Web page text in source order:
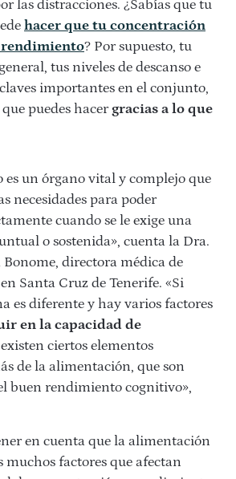
las distracciones. ¿Sabías que tu
hacer que tu concentración
rendimiento? Por supuesto, tu
tus niveles de descanso e
importantes en el conjunto,
puedes hacergracias a lo que
es un órgano vital y complejo que
necesidades para poder
cuando se le exige una
o sostenida», cuenta la Dra.
directora médica de
Santa Cruz de Tenerife. «Si
es diferente y hay varios factores
en la capacidad de
existen ciertos elementos
de la alimentación, que son
buen rendimiento cognitivo»,
en cuenta que la alimentación
muchos factores que afectan